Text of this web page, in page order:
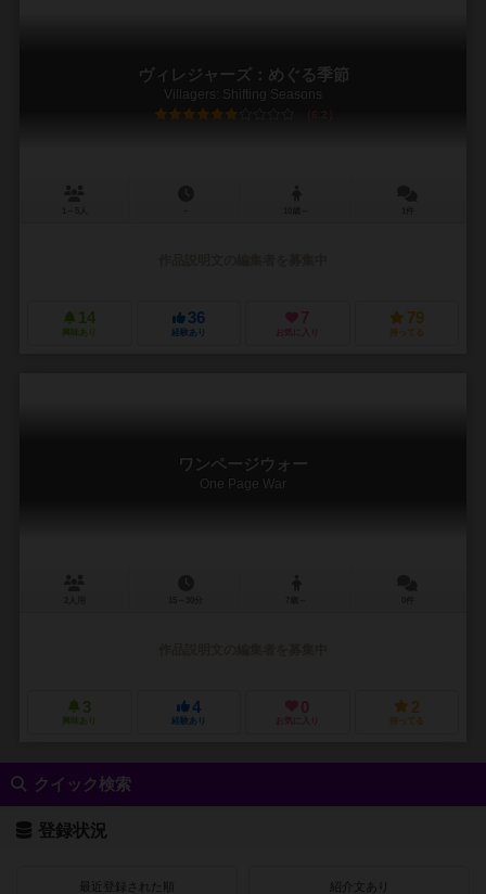
ヴィレジャーズ：めぐる季節
Villagers: Shifting Seasons
6.2
14
興味あり
36
経験あり
7
お気に入り
79
持ってる
ワンページウォー
One Page War
3
興味あり
4
経験あり
0
お気に入り
2
持ってる
クイック検索
登録状況
最近登録された順 紹介文あり